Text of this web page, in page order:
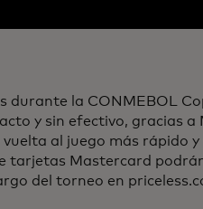
durante la CONMEBOL
y sin efectivo, gracias a
al juego más rápido y
tarjetas Mastercard
del torneo en